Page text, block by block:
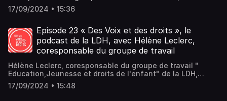
et droits de l'enfant" de la LDH, s’intéresse à la non-
scolarisation d'enfants en France où l'éducation est
et obligation de formation jusqu'à 18 ans). Elle décrit-
l'ampleur de cette non-scolarisation avec les différentes
formes d'éloignement de l'école : enfants non-inscrits à
l'école, enfants déscolarisés de manière partielle ou
irrégulière, enfants connaissant des ruptures plus ou
moins longues dans leur scolarité ;- la liste des enfants
concernés : enfants et jeunes qui vivent en très grande
pauvreté, en hôtels sociaux ou centres d'hébergement
17/09/2024 • 15:36
Episode 23 « Des Voix et des droits », le
podcast de la LDH, avec Hélène Leclerc,
coresponsable du groupe de travail
Hélène Leclerc, coresponsable du groupe de travail "
Education,Jeunesse et droits de l'enfant" de la LDH,
poursuit sa présentation des enfants et des jeunes
concernés par la non-scolarisation : les mineurs isolés ; la
17/09/2024 • 15:48